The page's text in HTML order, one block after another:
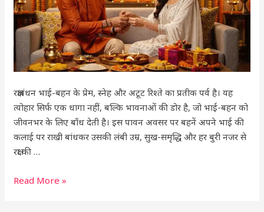
रक्षाबंधन भाई-बहन के प्रेम, स्नेह और अटूट रिश्ते का प्रतीक पर्व है। यह
त्योहार सिर्फ एक धागा नहीं, बल्कि भावनाओं की डोर है, जो भाई-बहन को
जीवनभर के लिए बाँध देती है। इस पावन अवसर पर बहनें अपने भाई की
कलाई पर राखी बांधकर उसकी लंबी उम्र, सुख-समृद्धि और हर बुरी नजर से
रक्षा की …
महत्व
Read More »